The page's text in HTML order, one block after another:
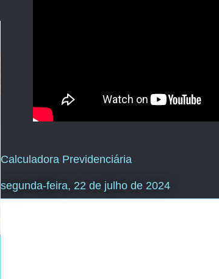
Calculadora Previdenciária
segunda-feira, 22 de julho de 2024